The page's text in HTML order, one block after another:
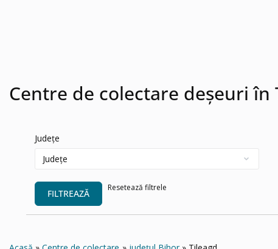
Centre de colectare deșeuri în
Județe
FILTREAZĂ
Resetează filtrele